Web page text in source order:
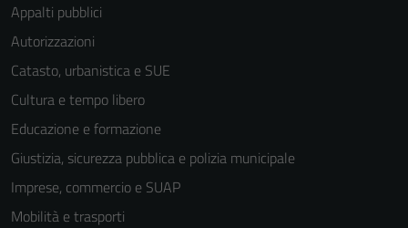
Appalti pubblici
Autorizzazioni
Catasto, urbanistica e SUE
Cultura e tempo libero
Educazione e formazione
Giustizia, sicurezza pubblica e polizia municipale
Imprese, commercio e SUAP
Mobilità e trasporti